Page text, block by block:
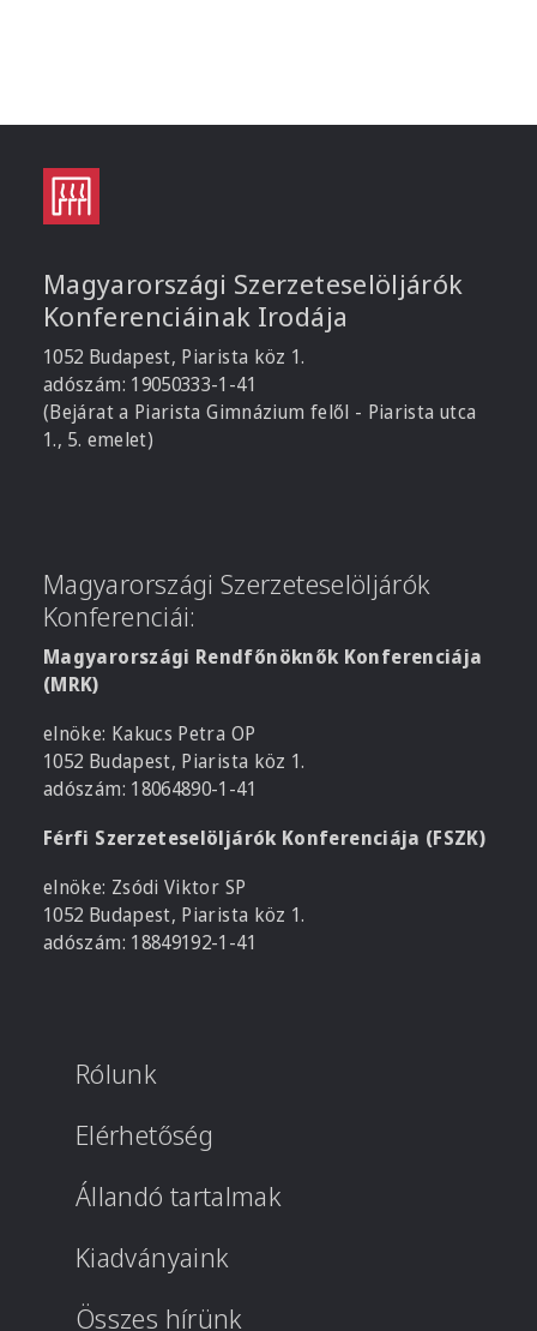
Magyarországi Szerzeteselöljárók
Konferenciáinak Irodája
1052 Budapest, Piarista köz 1.
adószám: 19050333-1-41
(Bejárat a Piarista Gimnázium felől - Piarista utca
1., 5. emelet)
Magyarországi Szerzeteselöljárók
Konferenciái:
Magyarországi Rendfőnöknők Konferenciája
(MRK)
elnöke: Kakucs Petra OP
1052 Budapest, Piarista köz 1.
adószám: 18064890-1-41
Férfi Szerzeteselöljárók Konferenciája (FSZK)
elnöke: Zsódi Viktor SP
1052 Budapest, Piarista köz 1.
adószám: 18849192-1-41
Rólunk
Elérhetőség
Állandó tartalmak
Kiadványaink
Összes hírünk